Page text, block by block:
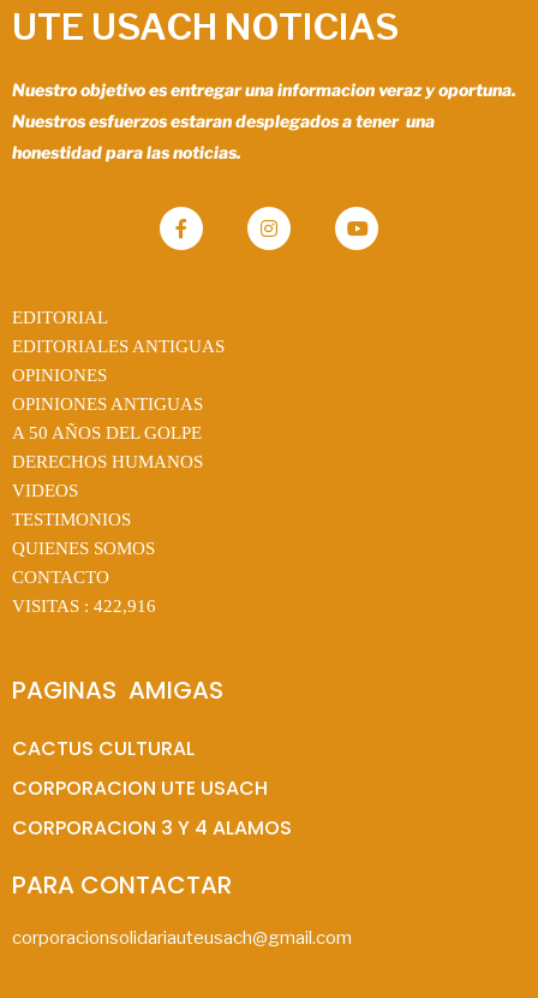
UTE USACH NOTICIAS
Nuestro objetivo es entregar una informacion veraz y oportuna.
Nuestros esfuerzos estaran desplegados a tener una
honestidad para las noticias.
EDITORIAL
EDITORIALES ANTIGUAS
OPINIONES
OPINIONES ANTIGUAS
A 50 AÑOS DEL GOLPE
DERECHOS HUMANOS
VIDEOS
TESTIMONIOS
QUIENES SOMOS
CONTACTO
VISITAS : 422,916
PAGINAS  AMIGAS
CACTUS CULTURAL
CORPORACION UTE USACH
CORPORACION 3 Y 4 ALAMOS
PARA CONTACTAR
corporacionsolidariauteusach@gmail.com